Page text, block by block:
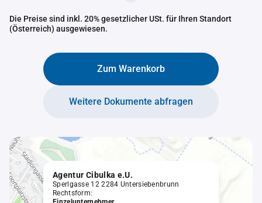
Die Preise sind inkl. 20% gesetzlicher USt. für Ihren Standort
(Österreich) ausgewiesen.
Zum Warenkorb
Weitere Dokumente abfragen
Agentur Cibulka e.U.
Sperlgasse 12 2284 Untersiebenbrunn
Rechtsform: